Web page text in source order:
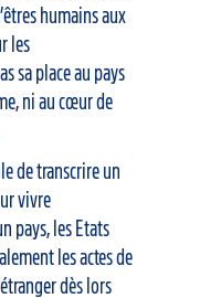
humains aux
les
sa place au pays
ni au cœur de
de transcrire un
vivre
pays, les Etats
les actes de
dès lors